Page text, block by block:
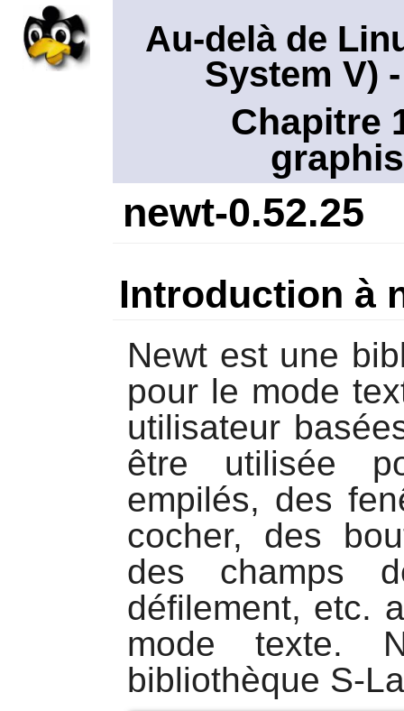
Au-delà de
System V)
Chapitre
newt-0.52.25
Introduction à
Newtest une
pour le mode
utilisateur
être utilisée
empilés, des
cocher, des
des champs
défilement, etc.
mode texte.
bibliothèque S-